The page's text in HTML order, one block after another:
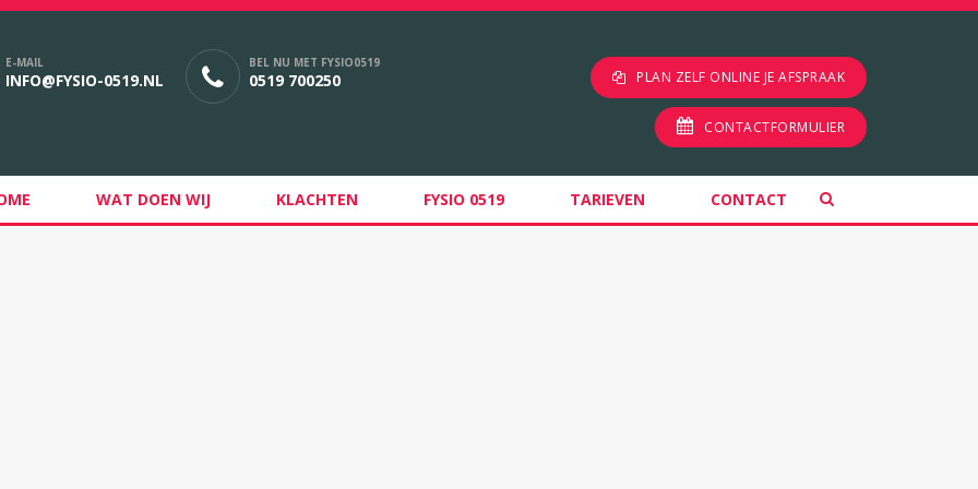
E-MAIL
INFO@FYSIO-0519.NL
BEL NU MET FYSIO0519
0519 700250 PLAN ZELF ONLINE JE AFSPRAAK
CONTACTFORMULIER
WAT DOEN WIJ KLACHTEN FYSIO 0519 TARIEVEN CONTACT